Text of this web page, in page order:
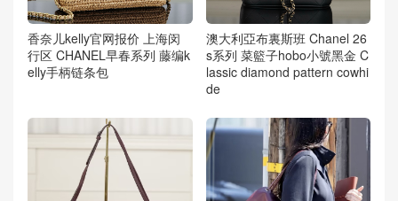
香奈儿kelly官网报价 上海闵
行区 CHANEL早春系列 藤编k
elly手柄链条包
澳大利亞布裏斯班 Chanel 26
s系列 菜籃子hobo小號黑金 C
lassic diamond pattern cowhi
de